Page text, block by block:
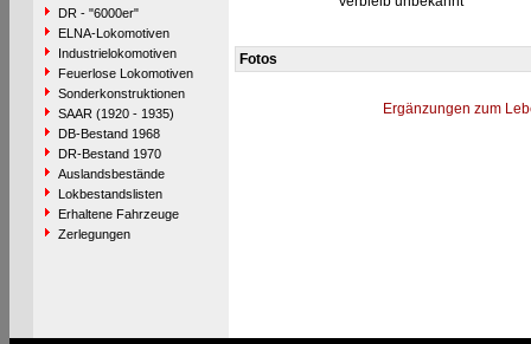
DR - "6000er"
ELNA-Lokomotiven
Industrielokomotiven
Feuerlose Lokomotiven
Sonderkonstruktionen
SAAR (1920 - 1935)
DB-Bestand 1968
DR-Bestand 1970
Auslandsbestände
Lokbestandslisten
Erhaltene Fahrzeuge
Zerlegungen
Fotos
Ergänzungen zum